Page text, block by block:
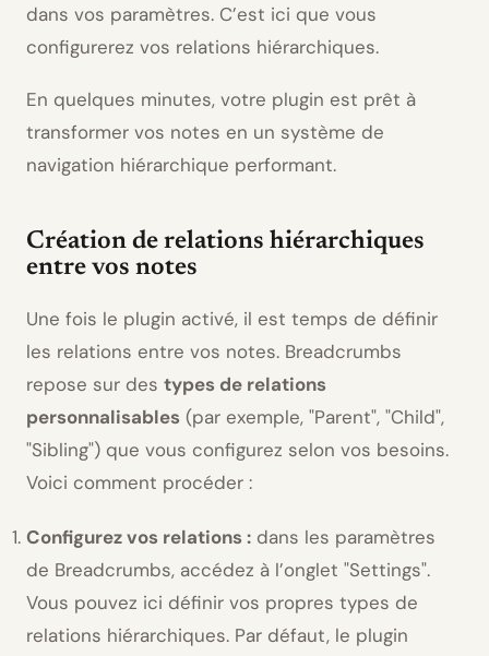
dans vos paramètres. C’est ici que vous
configurerez vos relations hiérarchiques.
En quelques minutes, votre plugin est prêt à
transformer vos notes en un système de
navigation hiérarchique performant.
Création de relations hiérarchiques
entre vos notes
Une fois le plugin activé, il est temps de définir
les relations entre vos notes. Breadcrumbs
repose sur des types de relations
personnalisables (par exemple, Parent , Child ,
Sibling ) que vous configurez selon vos besoins.
Voici comment procéder :
Configurez vos relations : dans les paramètres
de Breadcrumbs, accédez à l’onglet Settings .
Vous pouvez ici définir vos propres types de
relations hiérarchiques. Par défaut, le plugin